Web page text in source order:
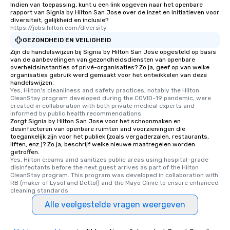
Indien van toepassing, kunt u een link opgeven naar het openbare
rapport van Signia by Hilton San Jose over de inzet en initiatieven voor
diversiteit, gelijkheid en inclusie?
https://jobs.hilton.com/diversity
GEZONDHEID EN VEILIGHEID
Zijn de handelswijzen bij Signia by Hilton San Jose opgesteld op basis
van de aanbevelingen van gezondheidsdiensten van openbare
overheidsinstanties of privé-organisaties? Zo ja, geef op van welke
organisaties gebruik werd gemaakt voor het ontwikkelen van deze
handelswijzen.
Yes, Hilton's cleanliness and safety practices, notably the Hilton
CleanStay program developed during the COVID-19 pandemic, were
created in collaboration with both private medical experts and
informed by public health recommendations.
Zorgt Signia by Hilton San Jose voor het schoonmaken en
desinfecteren van openbare ruimten and voorzieningen die
toegankelijk zijn voor het publiek (zoals vergaderzalen, restaurants,
liften, enz.)? Zo ja, beschrijf welke nieuwe maatregelen worden
getroffen.
Yes, Hilton c;eams amd sanitizes public areas using hospital-grade
disinfectants before the next guest arrives as part of the Hilton
CleanStay program. This program was developed in collaboration with
RB (maker of Lysol and Dettol) and the Mayo Clinic to ensure enhanced
cleaning standards.
Alle veelgestelde vragen weergeven